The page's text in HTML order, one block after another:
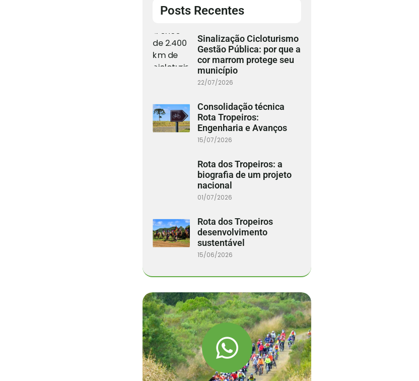
Posts Recentes
Sinalização Cicloturismo
Gestão Pública: por que a
cor marrom protege seu
município
22/07/2026
Consolidação técnica
Rota Tropeiros:
Engenharia e Avanços
15/07/2026
Rota dos Tropeiros: a
biografia de um projeto
nacional
01/07/2026
Rota dos Tropeiros
desenvolvimento
sustentável
15/06/2026